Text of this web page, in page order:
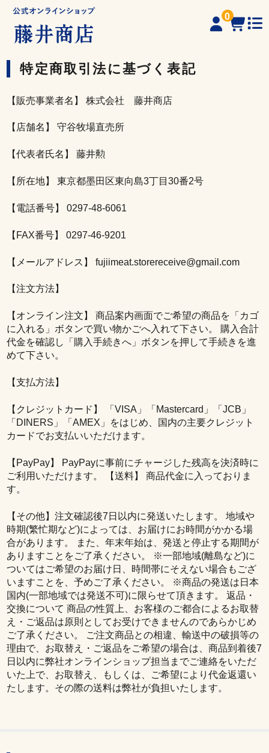
0
お知らせ
ご注文ガイド
特定商取引法に基づく表記
【販売事業者名】 株式会社 藤井商店
【店舗名】 守谷牧場直売所
【代表者氏名】 藤井勲
【所在地】 東京都墨田区東向島3丁目30番2号
【電話番号】 0297-48-6061
【FAX番号】 0297-46-9201
【メールアドレス】fujiimeat.storereceive@gmail.com
【注文方法】
【オンライン注文】 商品案内画面でご希望の商品を「カゴ
に入れる」ボタンで買い物かごへ入れて下さい。 購入合計
代金を確認し「購入手続きへ」ボタンを押して手続きを進
めて下さい。
【支払方法】
【クレジットカード】 「VISA」「Mastercard」「JCB」
「DINERS」「AMEX」をはじめ、国内の主要クレジット
カードでお支払いいただけます。
【PayPay】 PayPayに事前にチャージした残高を決済時に
ご利用いただけます。 【送料】 商品代金に入っておりま
す。
【その他】注文確認後7日以内に発送いたします。 地域や
時期(繁忙期など)によっては、お届けにお時間がかかる場
合があります。 また、年末年始は、発送と停止する期間が
ありますことをご了承ください。 ※一部地域(離島など)に
ついてはご希望のお届け日、時間帯にそえない場合もござ
いますことを、予めご了承ください。 ※商品の発送は日本
国内(一部地域では発送不可)に限らせて頂きます。 返品・
交換について 商品の性質上、お客様のご都合によるお取替
え・ご返品は原則としてお受けできませんのであらかじめ
ご了承ください。 ご注文商品との相違、輸送中の破損等の
理由で、お取替え・ご返品をご希望の場合は、商品到着後7
日以内に弊社オンラインショップ担当までご連絡をいただ
いた上で、お取替え、もしくは、ご希望により代金返還い
たします。その際の送料は弊社が負担いたします。